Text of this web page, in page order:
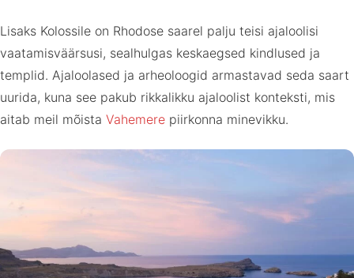
Lisaks Kolossile on Rhodose saarel palju teisi ajaloolisi
vaatamisväärsusi, sealhulgas keskaegsed kindlused ja
templid. Ajaloolased ja arheoloogid armastavad seda saart
uurida, kuna see pakub rikkalikku ajaloolist konteksti, mis
aitab meil mõista Vahemere piirkonna minevikku.